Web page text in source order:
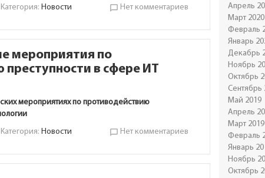
Категория:Новости chat_bubble_outline Нет комментариев
мероприятия по
в сфере ИТ
мероприятиях по противодействию
Категория:Новости chat_bubble_outline Нет комментариев
Апрель
Март 2020
Февраль
Январь
Декабрь
Ноябрь
Октябрь
Сентябрь
Май 2019
Апрель
Март 2019
Февраль
Январь
Ноябрь
Октябрь